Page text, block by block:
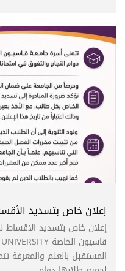
إعلان خاص بتسديد الأقساط
المستقبل بالعلم والمعرفة